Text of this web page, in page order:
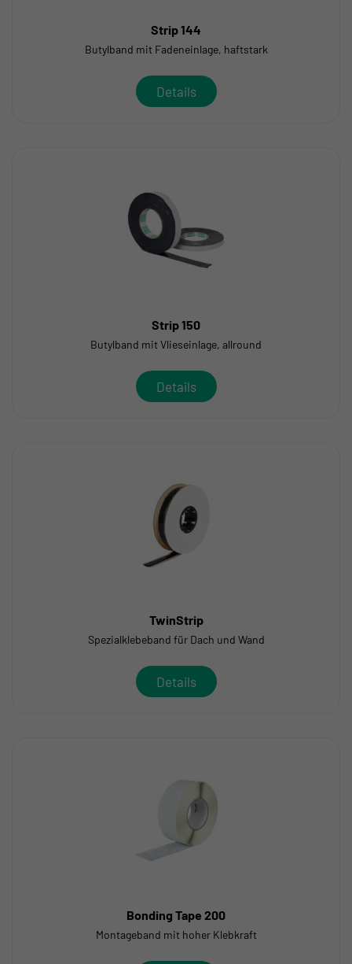
Strip 144
Butylband mit Fadeneinlage, haftstark
Details
Strip 150
Butylband mit Vlieseinlage, allround
Details
TwinStrip
Spezialklebeband für Dach und Wand
Details
Bonding Tape 200
Montageband mit hoher Klebkraft